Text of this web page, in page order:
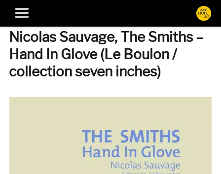
Nicolas Sauvage, The Smiths –
Hand In Glove (Le Boulon /
collection seven inches)